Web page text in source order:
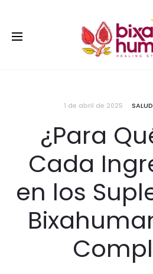
1 de abril de 2025
¿Para
Cada
en los